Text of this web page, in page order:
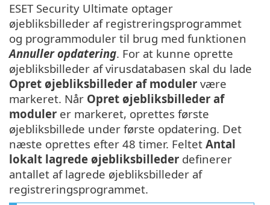
ESET Security Ultimate optager
øjebliksbilleder af registreringsprogrammet
og programmoduler til brug med funktionen
Annuller opdatering. For at kunne oprette
øjebliksbilleder af virusdatabasen skal du lade
Opret øjebliksbilleder af moduler være
markeret. Når Opret øjebliksbilleder af
moduler er markeret, oprettes første
øjebliksbillede under første opdatering. Det
næste oprettes efter 48 timer. Feltet Antal
lokalt lagrede øjebliksbilleder definerer
antallet af lagrede øjebliksbilleder af
registreringsprogrammet.